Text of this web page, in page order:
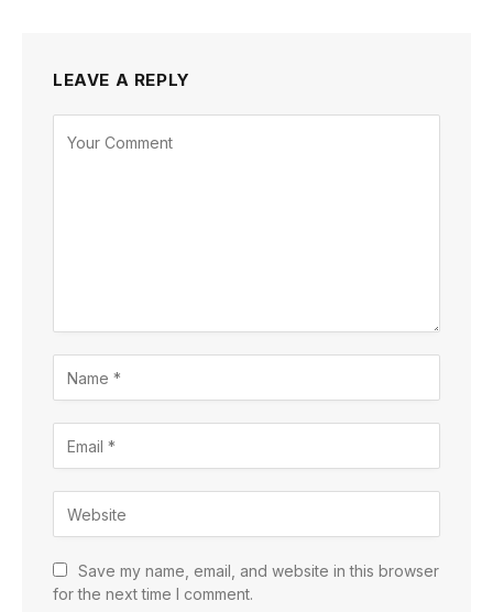
LEAVE A REPLY
Save my name, email, and website in this browser
for the next time I comment.